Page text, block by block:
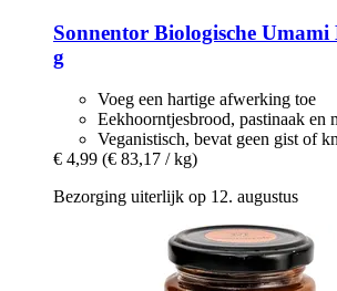
Sonnentor Biologische
g
Voeg een hartige afwerking toe
Eekhoorntjesbrood, pastinaak en
Veganistisch, bevat geen gist of
€ 4,99 (€ 83,17 / kg)
Bezorging uiterlijk op 12. augustus